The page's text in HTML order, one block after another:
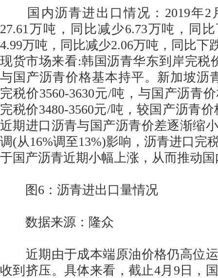
国内沥青进出口情况：2019年2
27.61万吨，同比减少6.73万吨，同
4.99万吨，同比减少2.06万吨，同比下
现货市场来看:韩国沥青华东到岸完税
与国产沥青价格基本持平。新加坡沥
完税价3560-3630元/吨，与国产沥青
完税价3480-3560元/吨，较国产沥青
近期进口沥青与国产沥青价差逐渐缩
调(从16%调至13%)影响，沥青进口完
于国产沥青近期小幅上涨，从而推动
图6：沥青进出口量情况
数据来源：隆众
近期由于成本端原油价格仍高位运
收到挤压。具体来看，截止4月9日，